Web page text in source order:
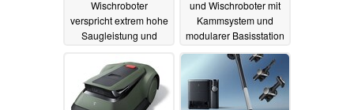
Wischroboter
verspricht extrem hohe
Saugleistung und
14.05.2024
und Wischroboter mit
Kammsystem und
modularer Basisstation
06.02.2024